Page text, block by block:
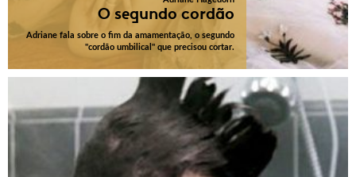
O segundo cordão
Adriane fala sobre o fim da amamentação, o segundo
"cordão umbilical" que precisou cortar.